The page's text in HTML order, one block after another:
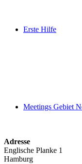
Erste Hilfe
Meetings Gebiet
Adresse
Englische Planke 1
Hamburg